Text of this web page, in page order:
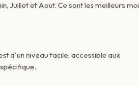
Juillet et Aout. Ce sont les meilleurs
d'un niveau facile, accessible aux